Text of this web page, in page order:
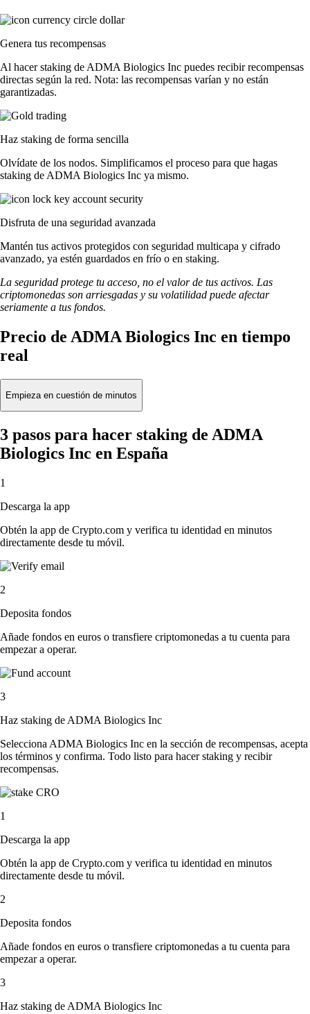
Genera tus recompensas
Al hacer staking de ADMA Biologics Inc puedes recibir recompensas
directas según la red. Nota: las recompensas varían y no están
garantizadas.
Haz staking de forma sencilla
Olvídate de los nodos. Simplificamos el proceso para que hagas
staking de ADMA Biologics Inc ya mismo.
Disfruta de una seguridad avanzada
Mantén tus activos protegidos con seguridad multicapa y cifrado
avanzado, ya estén guardados en frío o en staking.
La seguridad protege tu acceso, no el valor de tus activos. Las
criptomonedas son arriesgadas y su volatilidad puede afectar
seriamente a tus fondos.
Precio de ADMA Biologics Inc en tiempo
real
Empieza en cuestión de minutos
3 pasos para hacer staking de ADMA
Biologics Inc en España
1
Descarga la app
Obtén la app de Crypto.com y verifica tu identidad en minutos
directamente desde tu móvil.
2
Deposita fondos
Añade fondos en euros o transfiere criptomonedas a tu cuenta para
empezar a operar.
3
Haz staking de ADMA Biologics Inc
Selecciona ADMA Biologics Inc en la sección de recompensas, acepta
los términos y confirma. Todo listo para hacer staking y recibir
recompensas.
1
Descarga la app
Obtén la app de Crypto.com y verifica tu identidad en minutos
directamente desde tu móvil.
2
Deposita fondos
Añade fondos en euros o transfiere criptomonedas a tu cuenta para
empezar a operar.
3
Haz staking de ADMA Biologics Inc